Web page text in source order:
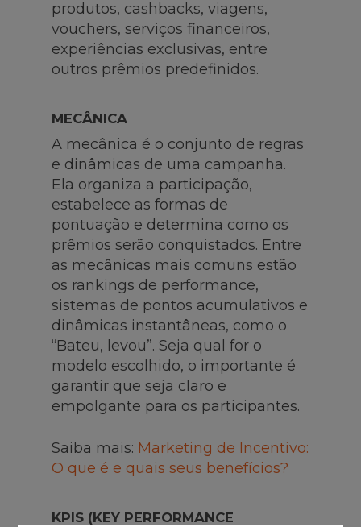
produtos, cashbacks, viagens,
vouchers, serviços financeiros,
experiências exclusivas, entre
outros prêmios predefinidos.
MECÂNICA
A mecânica é o conjunto de regras
e dinâmicas de uma campanha.
Ela organiza a participação,
estabelece as formas de
pontuação e determina como os
prêmios serão conquistados. Entre
as mecânicas mais comuns estão
os rankings de performance,
sistemas de pontos acumulativos e
dinâmicas instantâneas, como o
“Bateu, levou”. Seja qual for o
modelo escolhido, o importante é
garantir que seja claro e
empolgante para os participantes.
Saiba mais: Marketing de Incentivo:
O que é e quais seus benefícios?
KPIS (KEY PERFORMANCE